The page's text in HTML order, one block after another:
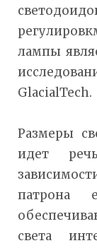
лампы
GlacialTech.
Размеры
идет
патрона
света